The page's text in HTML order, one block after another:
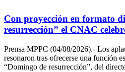
Con proyección en formato
resurrección” el CNAC
Prensa MPPC (04/08/2026).- Los
resonaron tras ofrecerse una función
“Domingo de resurrección”, del